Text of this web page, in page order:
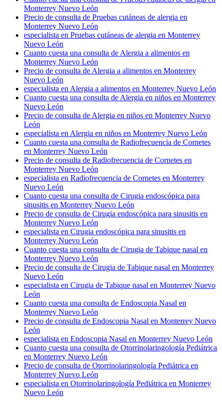
Monterrey Nuevo León
Precio de consulta de Pruebas cutáneas de alergia en
Monterrey Nuevo León
especialista en Pruebas cutáneas de alergia en Monterrey
Nuevo León
Cuanto cuesta una consulta de Alergia a alimentos en
Monterrey Nuevo León
Precio de consulta de Alergia a alimentos en Monterrey
Nuevo León
especialista en Alergia a alimentos en Monterrey Nuevo León
Cuanto cuesta una consulta de Alergia en niños en Monterrey
Nuevo León
Precio de consulta de Alergia en niños en Monterrey Nuevo
León
especialista en Alergia en niños en Monterrey Nuevo León
Cuanto cuesta una consulta de Radiofrecuencia de Cornetes
en Monterrey Nuevo León
Precio de consulta de Radiofrecuencia de Cornetes en
Monterrey Nuevo León
especialista en Radiofrecuencia de Cornetes en Monterrey
Nuevo León
Cuanto cuesta una consulta de Cirugia endoscópica para
sinusitis en Monterrey Nuevo León
Precio de consulta de Cirugia endoscópica para sinusitis en
Monterrey Nuevo León
especialista en Cirugia endoscópica para sinusitis en
Monterrey Nuevo León
Cuanto cuesta una consulta de Cirugia de Tabique nasal en
Monterrey Nuevo León
Precio de consulta de Cirugia de Tabique nasal en Monterrey
Nuevo León
especialista en Cirugia de Tabique nasal en Monterrey Nuevo
León
Cuanto cuesta una consulta de Endoscopia Nasal en
Monterrey Nuevo León
Precio de consulta de Endoscopia Nasal en Monterrey Nuevo
León
especialista en Endoscopia Nasal en Monterrey Nuevo León
Cuanto cuesta una consulta de Otorrinolaringología Pediátrica
en Monterrey Nuevo León
Precio de consulta de Otorrinolaringología Pediátrica en
Monterrey Nuevo León
especialista en Otorrinolaringología Pediátrica en Monterrey
Nuevo León